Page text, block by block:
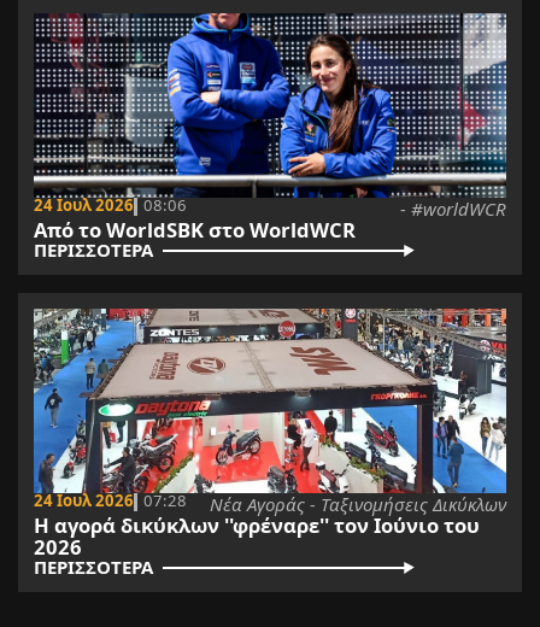
24 Ιουλ 2026 08:06 - #worldWCR
Από το WorldSBK στο WorldWCR
ΠΕΡΙΣΣΟΤΕΡΑ
24 Ιουλ 2026 07:28 Νέα Αγοράς - Ταξινομήσεις Δικύκλων
Η αγορά δικύκλων ''φρέναρε'' τον Ιούνιο του
2026
ΠΕΡΙΣΣΟΤΕΡΑ